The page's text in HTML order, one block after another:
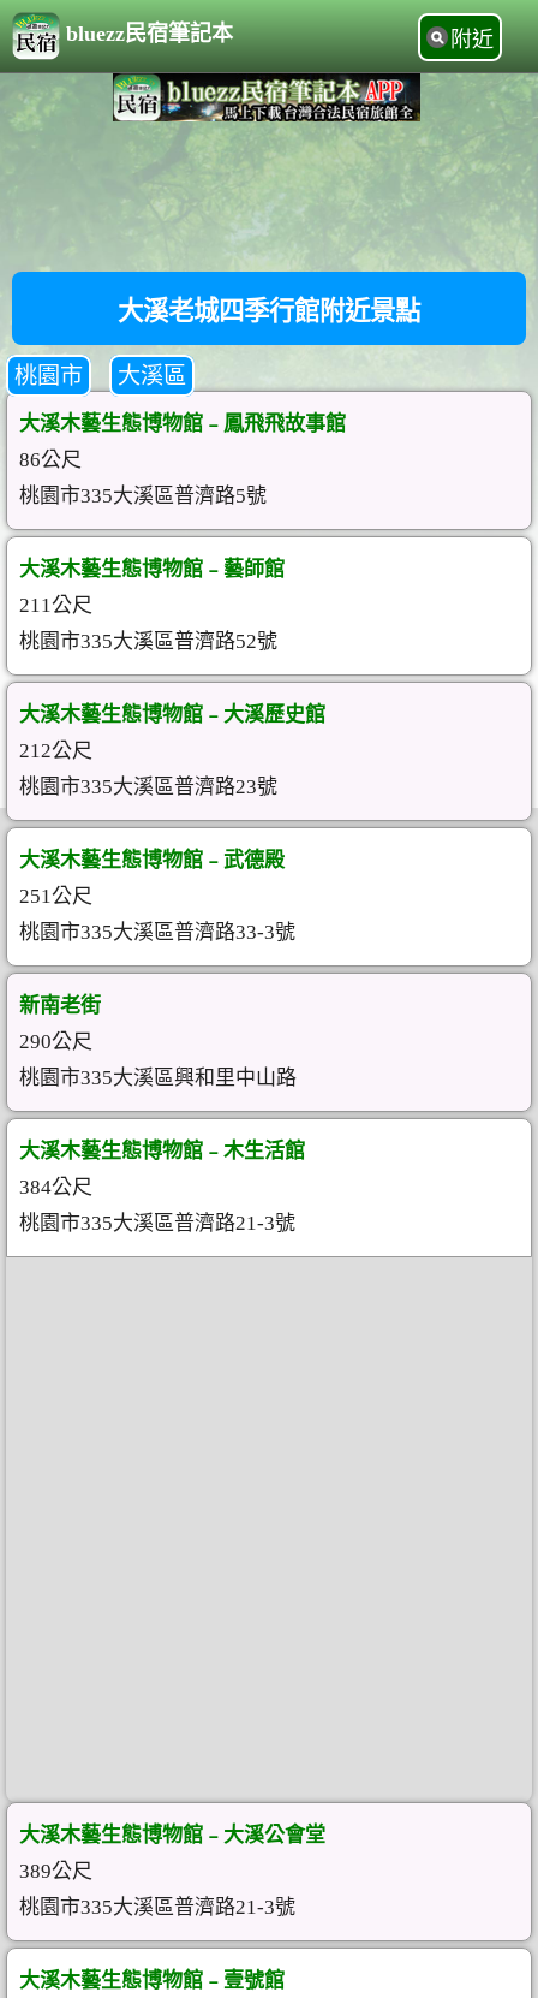
bluezz民宿筆記本 附近
大溪老城四季行館附近景點
桃園市 大溪區
大溪木藝生態博物館﹣鳳飛飛故事館
86公尺
桃園市335大溪區普濟路5號
大溪木藝生態博物館﹣藝師館
211公尺
桃園市335大溪區普濟路52號
大溪木藝生態博物館﹣大溪歷史館
212公尺
桃園市335大溪區普濟路23號
大溪木藝生態博物館﹣武德殿
251公尺
桃園市335大溪區普濟路33-3號
新南老街
290公尺
桃園市335大溪區興和里中山路
大溪木藝生態博物館﹣木生活館
384公尺
桃園市335大溪區普濟路21-3號
大溪木藝生態博物館﹣大溪公會堂
389公尺
桃園市335大溪區普濟路21-3號
大溪木藝生態博物館﹣壹號館